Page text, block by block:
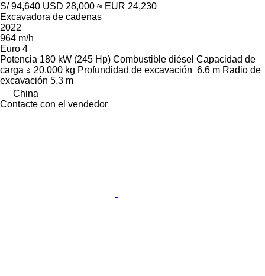
S/ 94,640 USD 28,000 ≈ EUR 24,230
Excavadora de cadenas
2022
964 m/h
Euro 4
Potencia 180 kW (245 Hp) Combustible diésel Capacidad de
carga
20,000 kg Profundidad de excavación 6.6 m Radio de
excavación 5.3 m
China
Contacte con el vendedor